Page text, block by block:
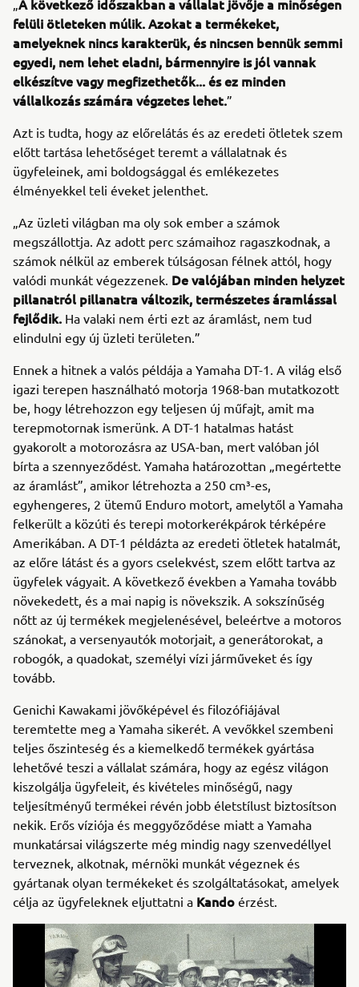
„A következő időszakban a vállalat jövője a minőségen
felüli ötleteken múlik. Azokat a termékeket,
amelyeknek nincs karakterük, és nincsen bennük semmi
egyedi, nem lehet eladni, bármennyire is jól vannak
elkészítve vagy megfizethetők... és ez minden
vállalkozás számára végzetes lehet.”
Azt is tudta, hogy az előrelátás és az eredeti ötletek szem
előtt tartása lehetőséget teremt a vállalatnak és
ügyfeleinek, ami boldogsággal és emlékezetes
élményekkel teli éveket jelenthet.
„Az üzleti világban ma oly sok ember a számok
megszállottja. Az adott perc számaihoz ragaszkodnak, a
számok nélkül az emberek túlságosan félnek attól, hogy
valódi munkát végezzenek. De valójában minden helyzet
pillanatról pillanatra változik, természetes áramlással
fejlődik. Ha valaki nem érti ezt az áramlást, nem tud
elindulni egy új üzleti területen.”
Ennek a hitnek a valós példája a Yamaha DT-1. A világ első
igazi terepen használható motorja 1968-ban mutatkozott
be, hogy létrehozzon egy teljesen új műfajt, amit ma
terepmotornak ismerünk. A DT-1 hatalmas hatást
gyakorolt a motorozásra az USA-ban, mert valóban jól
bírta a szennyeződést. Yamaha határozottan „megértette
az áramlást”, amikor létrehozta a 250 cm³-es,
egyhengeres, 2 ütemű Enduro motort, amelytől a Yamaha
felkerült a közúti és terepi motorkerékpárok térképére
Amerikában. A DT-1 példázta az eredeti ötletek hatalmát,
az előre látást és a gyors cselekvést, szem előtt tartva az
ügyfelek vágyait. A következő években a Yamaha tovább
növekedett, és a mai napig is növekszik. A sokszínűség
nőtt az új termékek megjelenésével, beleértve a motoros
szánokat, a versenyautók motorjait, a generátorokat, a
robogók, a quadokat, személyi vízi járműveket és így
tovább.
Genichi Kawakami jövőképével és filozófiájával
teremtette meg a Yamaha sikerét. A vevőkkel szembeni
teljes őszinteség és a kiemelkedő termékek gyártása
lehetővé teszi a vállalat számára, hogy az egész világon
kiszolgálja ügyfeleit, és kivételes minőségű, nagy
teljesítményű termékei révén jobb életstílust biztosítson
nekik. Erős víziója és meggyőződése miatt a Yamaha
munkatársai világszerte még mindig nagy szenvedéllyel
terveznek, alkotnak, mérnöki munkát végeznek és
gyártanak olyan termékeket és szolgáltatásokat, amelyek
célja az ügyfeleknek eljuttatni a Kando érzést.